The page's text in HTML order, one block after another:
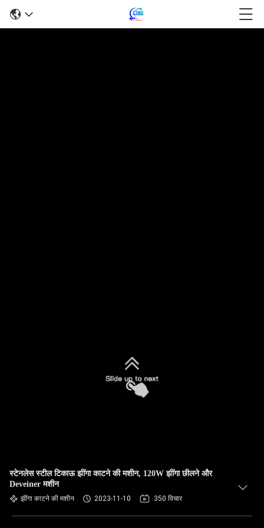
स्टेनलेस स्टील टिकाऊ झींगा काटने की मशीन, 120W झींगा छीलने और
Deveiner मशीन
झींगा काटने की मशीन 2023-11-10 350 विचार